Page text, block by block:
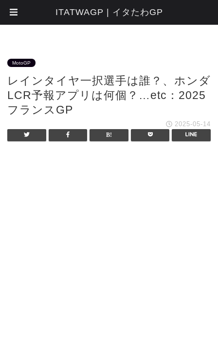
MotoGP
レインタイヤ一択選手は誰？、ホンダ
LCR予報アプリは何個？…etc：2025
フランスGP
2025-05-14
ITATWAGP | イタたわGP